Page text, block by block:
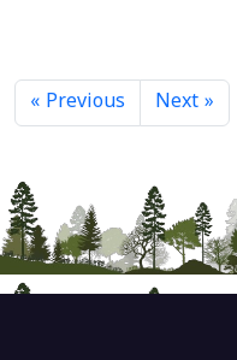
« Previous Next »